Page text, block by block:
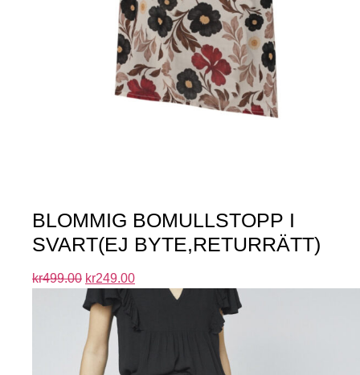
BLOMMIG BOMULLSTOPP I
SVART(EJ BYTE,RETURRÄTT)
kr499.00 kr249.00